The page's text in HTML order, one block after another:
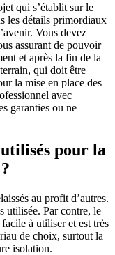
qui s’établit sur le
les détails primordiaux
Vous devez
assurant de pouvoir
et après la fin de la
qui doit être
la mise en place des
avec
garanties ou ne
pour la
au profit d’autres.
utilisée. Par contre, le
à utiliser et est très
de choix, surtout la
isolation.